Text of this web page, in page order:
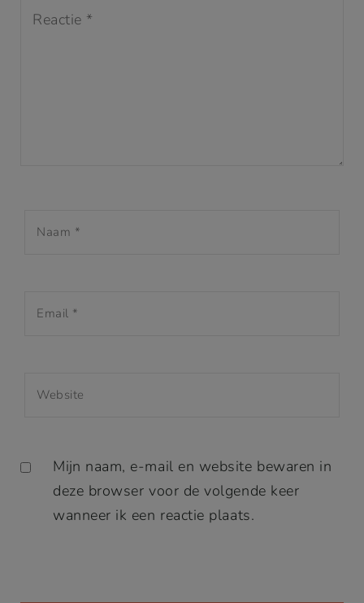
Mijn naam, e-mail en website bewaren in
deze browser voor de volgende keer
wanneer ik een reactie plaats.